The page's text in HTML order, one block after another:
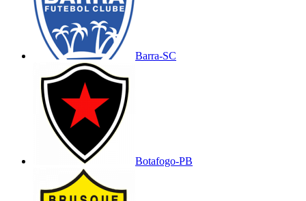
Barra-SC
Botafogo-PB